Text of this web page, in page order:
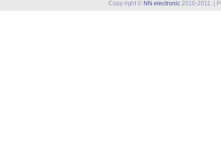
Copy right © NN electronic 2010-2011. |